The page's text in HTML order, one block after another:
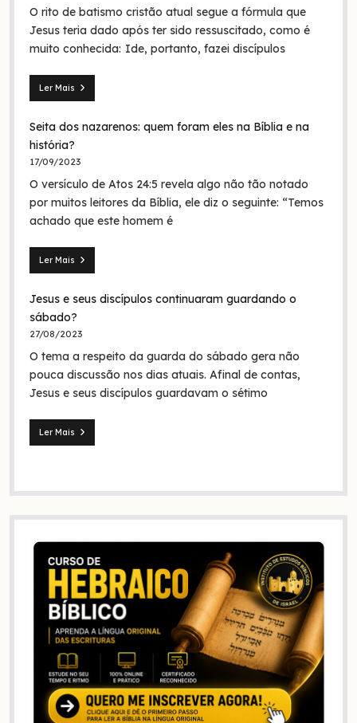
O rito de batismo cristão atual segue a fórmula que
Jesus teria dado após ter sido ressuscitado, como é
muito conhecida: Ide, portanto, fazei discípulos
Ler Mais
Mateus
O
batismo
de
era
em
nome
Seita dos nazarenos: quem foram eles na Bíblia e na
história?
17/09/2023
O versículo de Atos 24:5 revela algo não tão notado
por muitos leitores da Bíblia, ele diz o seguinte: “Temos
achado que este homem é
Ler Mais
Seita
nazarenos:
quem
foram
na
Bíblia
Jesus e seus discípulos continuaram guardando o
sábado?
27/08/2023
O tema a respeito da guarda do sábado gera não
pouca discussão nos dias atuais. Afinal de contas,
Jesus e seus discípulos guardavam o sétimo
Ler Mais
Jesus
sábado?